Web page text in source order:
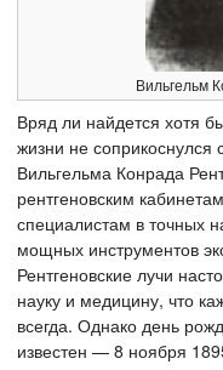
Вильгельм
Вряд ли найдется хотя
жизни не соприкоснулся
Вильгельма Конрада
рентгеновским
специалистам в точных
мощных инструментов
Рентгеновские лучи
науку и медицину, что
всегда. Однако день
известен — 8 ноября